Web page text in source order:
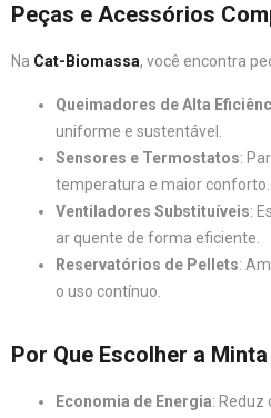
Peças e Acessórios
Na Cat-Biomassa, você encontra
Queimadores de Alta
uniforme e sustentável.
Sensores e Termostatos:
temperatura e maior conforto.
Ventiladores Substituíveis:
ar quente de forma eficiente.
Reservatórios de Pellets:
o uso contínuo.
Por Que Escolher a Minta
Economia de Energia: Reduz